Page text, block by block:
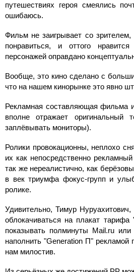
путешествиях героя смеялись
ошибаюсь.
Фильм не заигрывает со
понравиться, и оттого
персонажей оправдано
Вообще, это кино сделано с
что на нашем кинорынке это явно
Рекламная составляющая фильма
вполне отражает оригинальный
заплёвывать мониторы).
Ролики провокационны, неплохо
их как непосредственно
так же нереалистично, как
в век триумфа фокус-групп и
ролике.
Удивительно, Тимур
облокачиваться на плакат
показывать полминуты Mail.ru
наполнить "Generation П" рекламой
нам милостив.